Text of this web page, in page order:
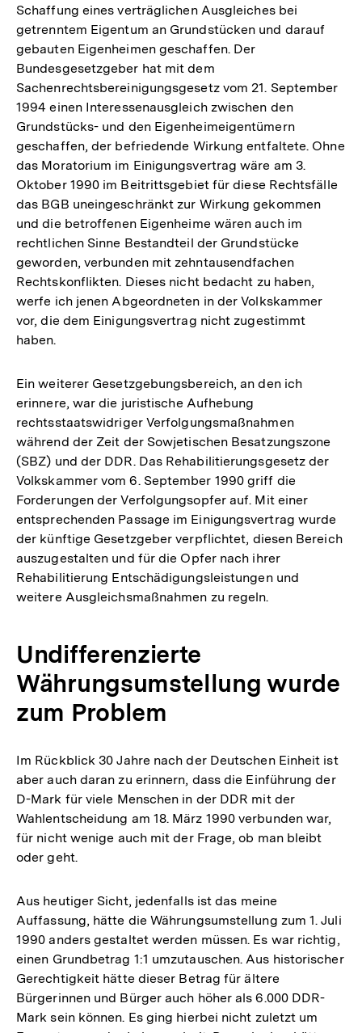
Schaffung eines verträglichen Ausgleiches bei
getrenntem Eigentum an Grundstücken und darauf
gebauten Eigenheimen geschaffen. Der
Bundesgesetzgeber hat mit dem
Sachenrechtsbereinigungsgesetz vom 21. September
1994 einen Interessenausgleich zwischen den
Grundstücks- und den Eigenheimeigentümern
geschaffen, der befriedende Wirkung entfaltete. Ohne
das Moratorium im Einigungsvertrag wäre am 3.
Oktober 1990 im Beitrittsgebiet für diese Rechtsfälle
das BGB uneingeschränkt zur Wirkung gekommen
und die betroffenen Eigenheime wären auch im
rechtlichen Sinne Bestandteil der Grundstücke
geworden, verbunden mit zehntausendfachen
Rechtskonflikten. Dieses nicht bedacht zu haben,
werfe ich jenen Abgeordneten in der Volkskammer
vor, die dem Einigungsvertrag nicht zugestimmt
haben.
Ein weiterer Gesetzgebungsbereich, an den ich
erinnere, war die juristische Aufhebung
rechtsstaatswidriger Verfolgungsmaßnahmen
während der Zeit der Sowjetischen Besatzungszone
(SBZ) und der DDR. Das Rehabilitierungsgesetz der
Volkskammer vom 6. September 1990 griff die
Forderungen der Verfolgungsopfer auf. Mit einer
entsprechenden Passage im Einigungsvertrag wurde
der künftige Gesetzgeber verpflichtet, diesen Bereich
auszugestalten und für die Opfer nach ihrer
Rehabilitierung Entschädigungsleistungen und
weitere Ausgleichsmaßnahmen zu regeln.
Undifferenzierte
Währungsumstellung wurde
zum Problem
Im Rückblick 30 Jahre nach der Deutschen Einheit ist
aber auch daran zu erinnern, dass die Einführung der
D-Mark für viele Menschen in der DDR mit der
Wahlentscheidung am 18. März 1990 verbunden war,
für nicht wenige auch mit der Frage, ob man bleibt
oder geht.
Aus heutiger Sicht, jedenfalls ist das meine
Auffassung, hätte die Währungsumstellung zum 1. Juli
1990 anders gestaltet werden müssen. Es war richtig,
einen Grundbetrag 1:1 umzutauschen. Aus historischer
Gerechtigkeit hätte dieser Betrag für ältere
Bürgerinnen und Bürger auch höher als 6.000 DDR-
Mark sein können. Es ging hierbei nicht zuletzt um